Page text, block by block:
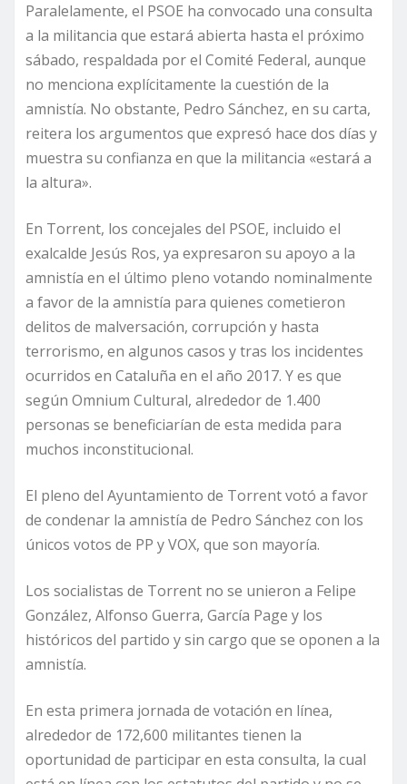
Paralelamente, el PSOE ha convocado una consulta
a la militancia que estará abierta hasta el próximo
sábado, respaldada por el Comité Federal, aunque
no menciona explícitamente la cuestión de la
amnistía. No obstante, Pedro Sánchez, en su carta,
reitera los argumentos que expresó hace dos días y
muestra su confianza en que la militancia «estará a
la altura».
En Torrent, los concejales del PSOE, incluido el
exalcalde Jesús Ros, ya expresaron su apoyo a la
amnistía en el último pleno votando nominalmente
a favor de la amnistía para quienes cometieron
delitos de malversación, corrupción y hasta
terrorismo, en algunos casos y tras los incidentes
ocurridos en Cataluña en el año 2017. Y es que
según Omnium Cultural, alrededor de 1.400
personas se beneficiarían de esta medida para
muchos inconstitucional.
El pleno del Ayuntamiento de Torrent votó a favor
de condenar la amnistía de Pedro Sánchez con los
únicos votos de PP y VOX, que son mayoría.
Los socialistas de Torrent no se unieron a Felipe
González, Alfonso Guerra, García Page y los
históricos del partido y sin cargo que se oponen a la
amnistía.
En esta primera jornada de votación en línea,
alrededor de 172,600 militantes tienen la
oportunidad de participar en esta consulta, la cual